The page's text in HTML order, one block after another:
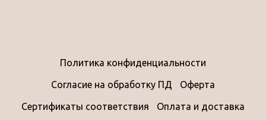
Политика конфиденциальности
Согласие на обработку ПД Оферта
Сертификаты соответствия Оплата и доставка